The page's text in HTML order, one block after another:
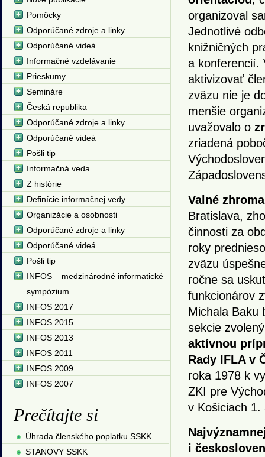
organizoval
Jednotlivé
knižničných
a konferencií.
aktivizovať
zväzu nie je
menšie
uvažovalo o
zriadená
Valné
Bratislava,
činnosti za
roky
zväzu
ročne sa
funkcionárov
Michala Baku
sekcie
aktívnou
Rady IFLA v
roka 1978 k
ZKI pre
v Košiciach 1.
i
Pomôcky
Odporúčané zdroje a linky
Odporúčané videá
Informačné vzdelávanie
Prieskumy
Semináre
Česká republika
Odporúčané zdroje a linky
Odporúčané videá
Pošli tip
Informačná veda
Z histórie
Definície informačnej vedy
Organizácie a osobnosti
Odporúčané zdroje a linky
Odporúčané videá
Pošli tip
INFOS – medzinárodné informatické
sympózium
INFOS 2017
INFOS 2015
INFOS 2013
INFOS 2011
INFOS 2009
INFOS 2007
Prečítajte si
Úhrada členského poplatku SSKK
STANOVY SSKK